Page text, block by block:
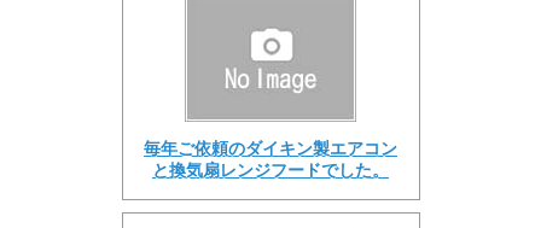
毎年ご依頼のダイキン製エアコン
と換気扇レンジフードでした。